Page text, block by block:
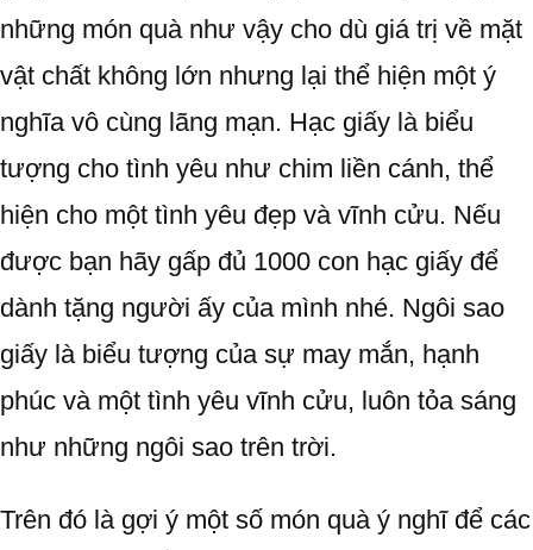
những món quà như vậy cho dù giá trị về mặt
vật chất không lớn nhưng lại thể hiện một ý
nghĩa vô cùng lãng mạn. Hạc giấy là biểu
tượng cho tình yêu như chim liền cánh, thể
hiện cho một tình yêu đẹp và vĩnh cửu. Nếu
được bạn hãy gấp đủ 1000 con hạc giấy để
dành tặng người ấy của mình nhé. Ngôi sao
giấy là biểu tượng của sự may mắn, hạnh
phúc và một tình yêu vĩnh cửu, luôn tỏa sáng
như những ngôi sao trên trời.
Trên đó là gợi ý một số món quà ý nghĩ để các